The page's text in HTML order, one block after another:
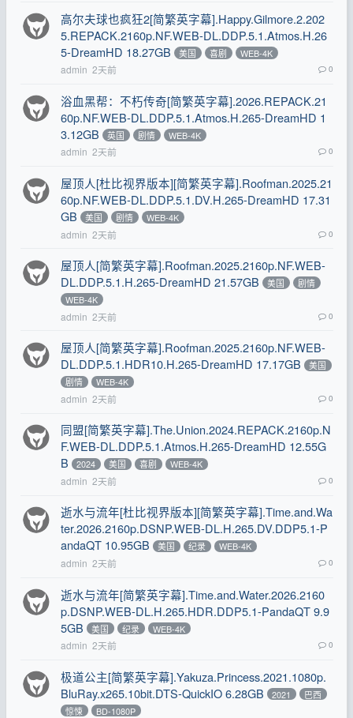
高尔夫球也疯狂2[简繁英字幕].Happy.Gilmore.2.202
5.REPACK.2160p.NF.WEB-DL.DDP.5.1.Atmos.H.26
5-DreamHD 18.27GB
美国 喜剧 WEB-4K
admin 2天前 0
浴血黑帮：不朽传奇[简繁英字幕].2026.REPACK.21
60p.NF.WEB-DL.DDP.5.1.Atmos.H.265-DreamHD 1
3.12GB
英国 剧情 WEB-4K
admin 2天前 0
屋顶人[杜比视界版本][简繁英字幕].Roofman.2025.21
60p.NF.WEB-DL.DDP.5.1.DV.H.265-DreamHD 17.31
GB
美国 剧情 WEB-4K
admin 2天前 0
屋顶人[简繁英字幕].Roofman.2025.2160p.NF.WEB-
DL.DDP.5.1.H.265-DreamHD 21.57GB
美国
剧情
WEB-4K
admin 2天前 0
屋顶人[简繁英字幕].Roofman.2025.2160p.NF.WEB-
DL.DDP.5.1.HDR10.H.265-DreamHD 17.17GB
美国
剧情
WEB-4K
admin 2天前 0
同盟[简繁英字幕].The.Union.2024.REPACK.2160p.N
F.WEB-DL.DDP.5.1.Atmos.H.265-DreamHD 12.55G
B
2024 美国 喜剧 WEB-4K
admin 2天前 0
逝水与流年[杜比视界版本][简繁英字幕].Time.and.Wa
ter.2026.2160p.DSNP.WEB-DL.H.265.DV.DDP5.1-P
andaQT 10.95GB
美国 纪录 WEB-4K
admin 2天前 0
逝水与流年[简繁英字幕].Time.and.Water.2026.2160
p.DSNP.WEB-DL.H.265.HDR.DDP5.1-PandaQT 9.9
5GB
美国 纪录 WEB-4K
admin 2天前 0
极道公主[简繁英字幕].Yakuza.Princess.2021.1080p.
BluRay.x265.10bit.DTS-QuickIO 6.28GB
2021
巴西
惊悚
BD-1080P